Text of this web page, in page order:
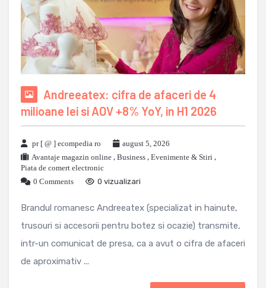
Andreeatex: cifra de afaceri de 4
milioane lei si AOV +8% YoY, in H1 2026
pr [ @ ] ecompedia ro
august 5, 2026
Avantaje magazin online , Business , Evenimente & Stiri ,
Piata de comert electronic
0 Comments
0 vizualizari
Brandul romanesc Andreeatex (specializat in hainute,
trusouri si accesorii pentru botez si ocazie) transmite,
intr-un comunicat de presa, ca a avut o cifra de afaceri
de aproximativ ...